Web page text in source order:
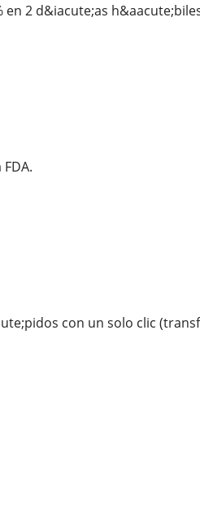
2 d&iacute;as
con un solo clic